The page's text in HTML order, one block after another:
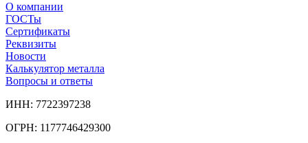
О компании
ГОСТы
Сертификаты
Реквизиты
Новости
Калькулятор металла
Вопросы и ответы
ИНН: 7722397238
ОГРН: 1177746429300